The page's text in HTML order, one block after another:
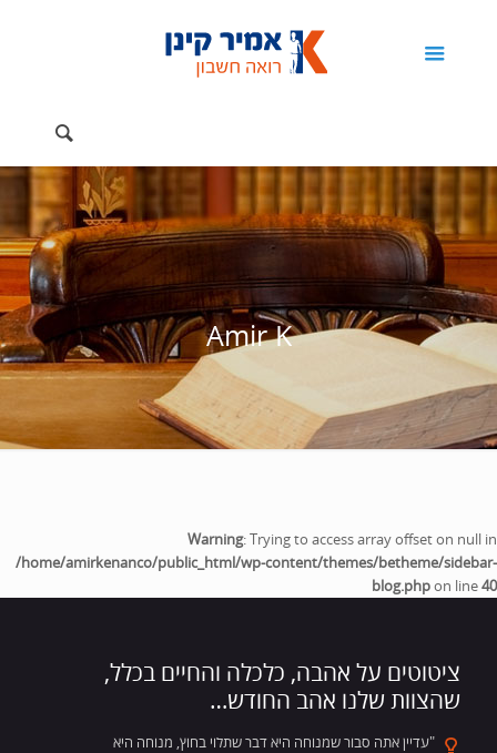
Amir K
Warning: Trying to access array offset on null in
/home/amirkenanco/public_html/wp-content/themes/betheme/sidebar-
blog.phpon line40
ציטוטים על אהבה, כלכלה והחיים בכלל,
שהצוות שלנו אהב החודש…
"עדיין אתה סבור שמנוחה היא דבר שתלוי בחוץ, מנוחה היא